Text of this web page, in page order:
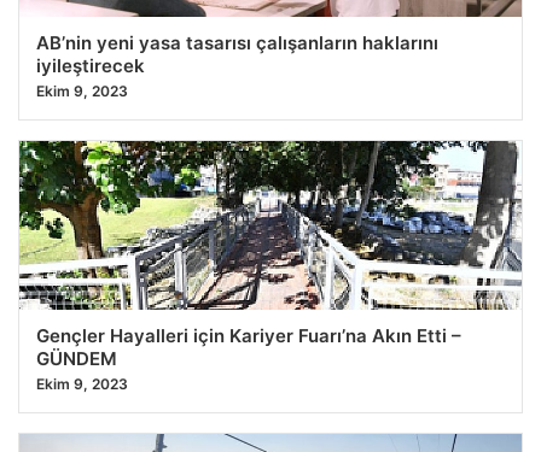
AB’nin yeni yasa tasarısı çalışanların haklarını
iyileştirecek
Ekim 9, 2023
Gençler Hayalleri için Kariyer Fuarı’na Akın Etti –
GÜNDEM
Ekim 9, 2023